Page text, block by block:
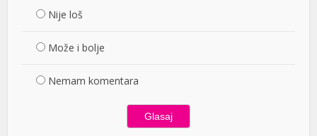
Nije loš
Može i bolje
Nemam komentara